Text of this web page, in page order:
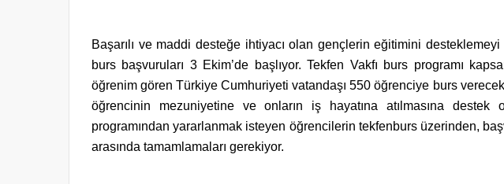
Başarılı ve maddi desteğe ihtiyacı olan gençlerin eğitimini desteklemeyi
burs başvuruları 3 Ekim’de başlıyor. Tekfen Vakfı burs programı
öğrenim gören Türkiye Cumhuriyeti vatandaşı 550 öğrenciye burs
öğrencinin mezuniyetine ve onların iş hayatına atılmasına destek
programından yararlanmak isteyen öğrencilerin tekfenburs üzerinden,
arasında tamamlamaları gerekiyor.